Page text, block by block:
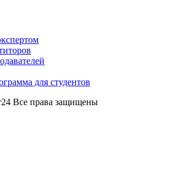
для студентов
Все права защищены